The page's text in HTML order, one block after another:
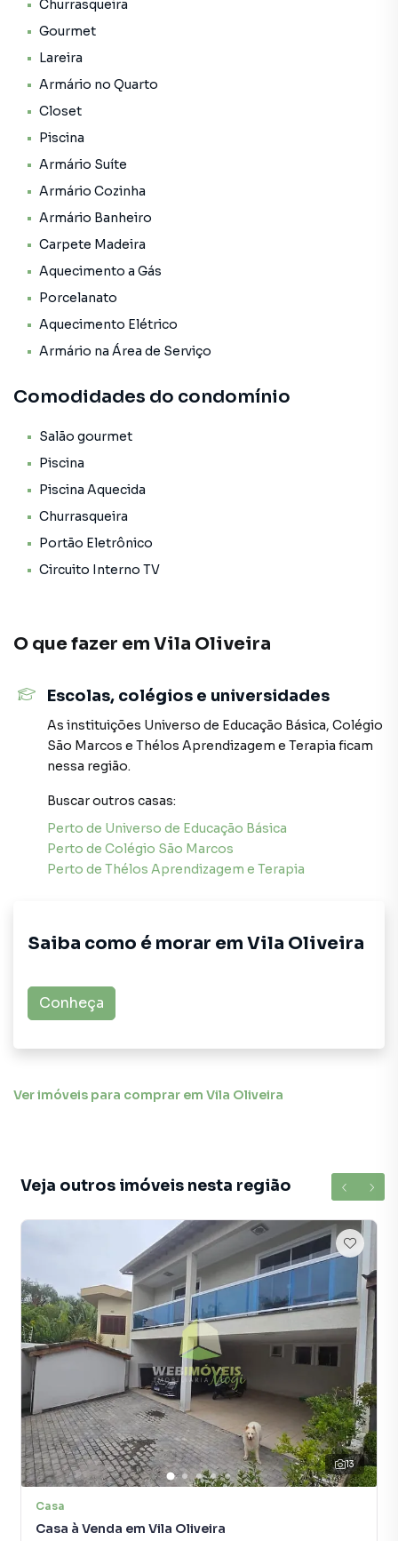
Churrasqueira
Gourmet
Lareira
Armário no Quarto
Closet
Piscina
Armário Suíte
Armário Cozinha
Armário Banheiro
Carpete Madeira
Aquecimento a Gás
Porcelanato
Aquecimento Elétrico
Armário na Área de Serviço
Comodidades do condomínio
Salão gourmet
Piscina
Piscina Aquecida
Churrasqueira
Portão Eletrônico
Circuito Interno TV
O que fazer em Vila Oliveira
Escolas, colégios e universidades
As instituições Universo de Educação Básica, Colégio
São Marcos e Thélos Aprendizagem e Terapia ficam
nessa região.
Buscar outros casas:
Perto de Universo de Educação Básica
Perto de Colégio São Marcos
Perto de Thélos Aprendizagem e Terapia
Saiba como é morar em Vila Oliveira
Conheça
Ver imóveis para comprar em Vila Oliveira
Veja outros imóveis nesta região
13
Casa
Casa à Venda em Vila Oliveira